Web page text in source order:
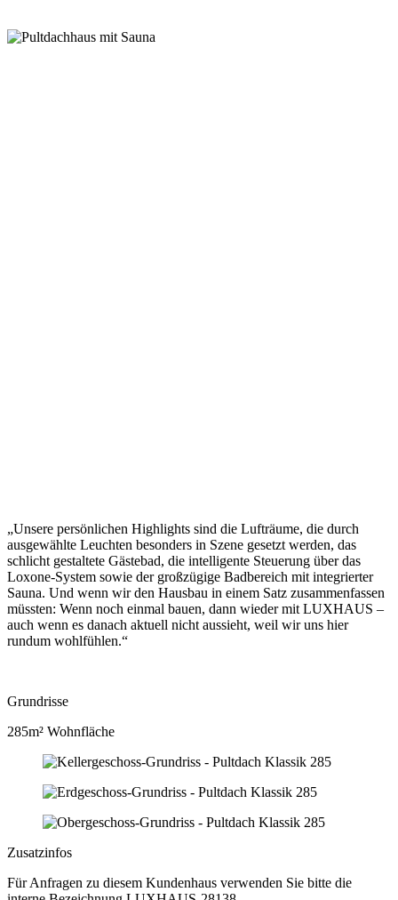
„Unsere persönlichen Highlights sind die Lufträume, die durch
ausgewählte Leuchten besonders in Szene gesetzt werden, das
schlicht gestaltete Gästebad, die intelligente Steuerung über das
Loxone-System sowie der großzügige Badbereich mit integrierter
Sauna. Und wenn wir den Hausbau in einem Satz zusammenfassen
müssten: Wenn noch einmal bauen, dann wieder mit LUXHAUS –
auch wenn es danach aktuell nicht aussieht, weil wir uns hier
rundum wohlfühlen.“
Grundrisse
285m² Wohnfläche
Zusatzinfos
Für Anfragen zu diesem Kundenhaus verwenden Sie bitte die